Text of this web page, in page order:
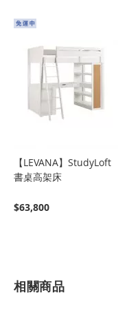
【LEVANA】StudyLoft
書桌高架床
$63,800
相關商品